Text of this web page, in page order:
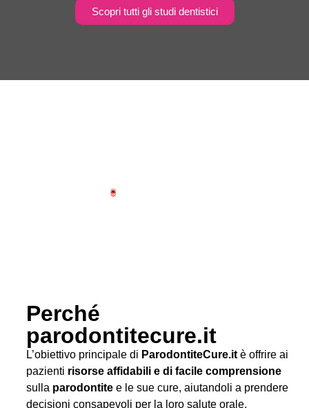
Scopri tutti gli studi dentistici
Perché
parodontitecure.it
L’obiettivo principale di ParodontiteCure.it è offrire ai
pazienti risorse affidabili e di facile comprensione
sulla parodontite e le sue cure, aiutandoli a prendere
decisioni consapevoli per la loro salute orale.